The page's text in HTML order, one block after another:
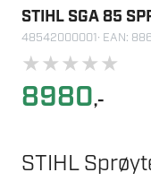
STIHL SGA 85
48542000001· EAN:
★★★★★
8980,-
STIHL